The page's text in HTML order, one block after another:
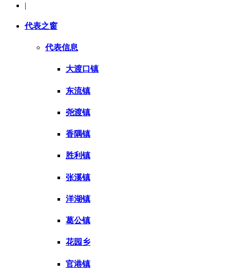
|
代表之窗
代表信息
大渡口镇
东流镇
尧渡镇
香隅镇
胜利镇
张溪镇
洋湖镇
葛公镇
花园乡
官港镇